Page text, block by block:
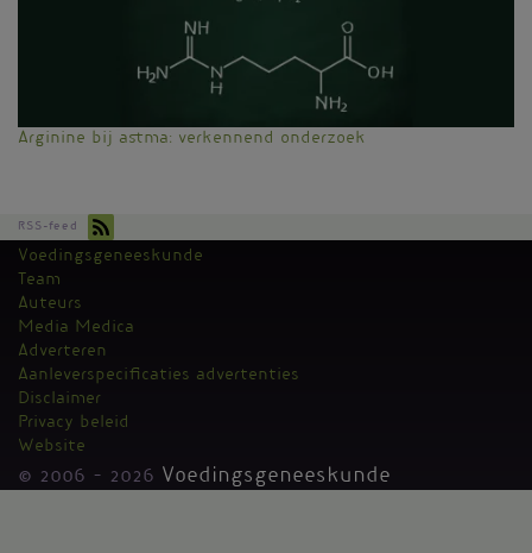
Arginine bij astma: verkennend onderzoek
RSS-feed
Kantoormenu
Voedingsgeneeskunde
Team
Auteurs
Media Medica
Adverteren
Aanleverspecificaties advertenties
Disclaimer
Privacy beleid
Website
© 2006 - 2026 Voedingsgeneeskunde